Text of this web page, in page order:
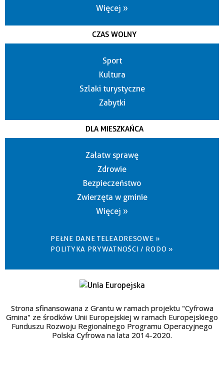
Więcej »
CZAS WOLNY
Sport
Kultura
Szlaki turystyczne
Zabytki
DLA MIESZKAŃCA
Załatw sprawę
Zdrowie
Bezpieczeństwo
Zwierzęta w gminie
Więcej »
PEŁNE DANE TELEADRESOWE »
POLITYKA PRYWATNOŚCI / RODO »
Strona sfinansowana z Grantu w ramach projektu "Cyfrowa
Gmina" ze środków Unii Europejskiej w ramach Europejskiego
Funduszu Rozwoju Regionalnego Programu Operacyjnego
Polska Cyfrowa na lata 2014-2020.